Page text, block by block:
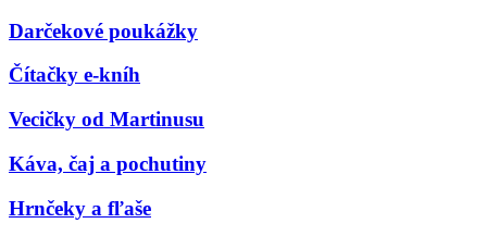
Darčekové poukážky
Čítačky e-kníh
Vecičky od Martinusu
Káva, čaj a pochutiny
Hrnčeky a fľaše